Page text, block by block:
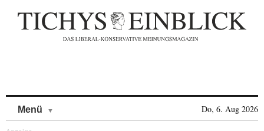
Menü Do, 6. Aug 2026